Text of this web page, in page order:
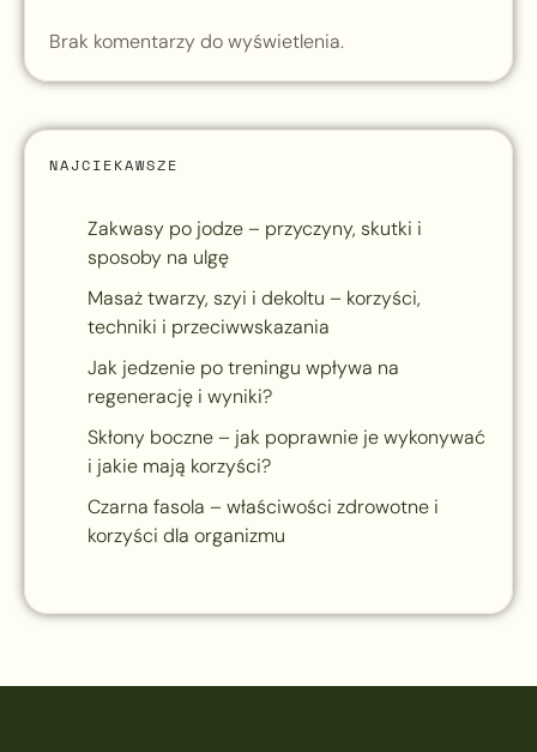
Brak komentarzy do wyświetlenia.
NAJCIEKAWSZE
Zakwasy po jodze – przyczyny, skutki i
sposoby na ulgę
Masaż twarzy, szyi i dekoltu – korzyści,
techniki i przeciwwskazania
Jak jedzenie po treningu wpływa na
regenerację i wyniki?
Skłony boczne – jak poprawnie je wykonywać
i jakie mają korzyści?
Czarna fasola – właściwości zdrowotne i
korzyści dla organizmu